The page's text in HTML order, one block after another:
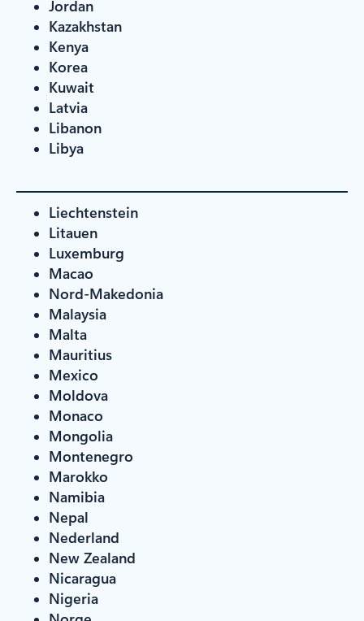
Jordan
Kazakhstan
Kenya
Korea
Kuwait
Latvia
Libanon
Libya
Liechtenstein
Litauen
Luxemburg
Macao
Nord-Makedonia
Malaysia
Malta
Mauritius
Mexico
Moldova
Monaco
Mongolia
Montenegro
Marokko
Namibia
Nepal
Nederland
New Zealand
Nicaragua
Nigeria